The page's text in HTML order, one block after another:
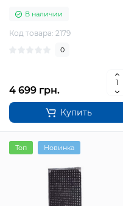
В наличии
Код товара: 2179
0
4 699 грн.
Купить
Топ Новинка